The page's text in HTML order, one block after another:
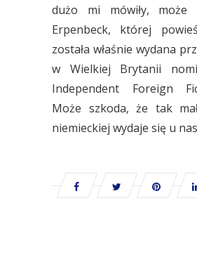
dużo mi mówiły, może
Erpenbeck, której
została właśnie wydana
w Wielkiej Brytanii
Independent Foreign
Może szkoda, że tak
niemieckiej wydaje się u